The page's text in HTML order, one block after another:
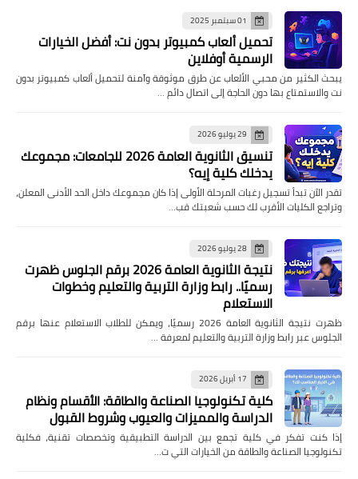
01 سبتمبر 2025
تحميل ألعاب كمبيوتر بدون نت: أفضل الخيارات
الرسمية أوفلاين
يبحث الكثير من محبي الألعاب عن طرق موثوقة وآمنة لتحميل ألعاب كمبيوتر بدون
نت والاستمتاع بها دون الحاجة إلى اتصال دائم …
29 يوليو 2026
تنسيق الثانوية العامة 2026 للجامعات: مجموعك
يدخلك كلية إيه؟
تقدر الآن تبدأ تسجيل رغبات المرحلة الأولى إذا كان مجموعك داخل الحد الأدنى المعلن،
وتراجع الكليات الأقرب لك حسب شعبتك قب…
28 يوليو 2026
نتيجة الثانوية العامة 2026 برقم الجلوس ظهرت
رسميًا.. رابط وزارة التربية والتعليم وخطوات
الاستعلام
ظهرت نتيجة الثانوية العامة 2026 رسميًا، ويمكن للطلاب الاستعلام عنها برقم
الجلوس عبر رابط وزارة التربية والتعليم لمعرفة …
17 أبريل 2026
كلية تكنولوجيا الصناعة والطاقة: الأقسام ونظام
الدراسة والمميزات والعيوب وشروط القبول
إذا كنت تفكر في كلية تجمع بين الدراسة التطبيقية وتخصصات تقنية، فكلية
تكنولوجيا الصناعة والطاقة من الخيارات التي ت…